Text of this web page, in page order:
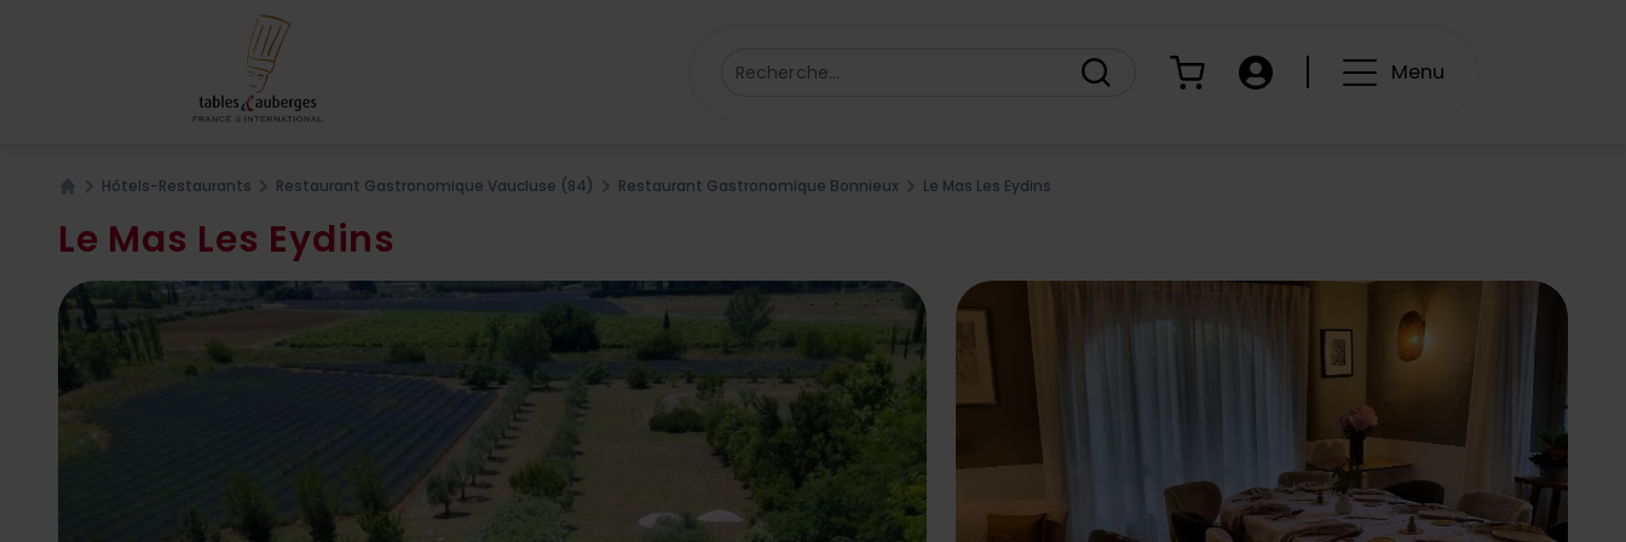
Recherche... Panier Compte Menu
Hôtels-Restaurants Restaurant Gastronomique Vaucluse (84) Restaurant Gastronomique Bonnieux Le Mas Les Eydins
Le Mas Les Eydins